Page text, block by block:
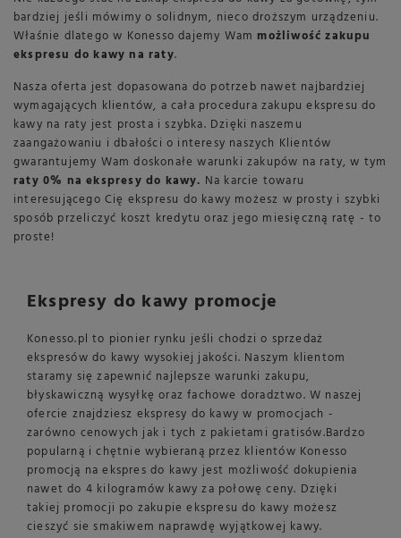
bardziej jeśli mówimy o solidnym, nieco droższym urządzeniu.
Właśnie dlatego w Konesso dajemy Wam możliwość zakupu
ekspresu do kawy na raty.
Nasza oferta jest dopasowana do potrzeb nawet najbardziej
wymagających klientów, a cała procedura zakupu ekspresu do
kawy na raty jest prosta i szybka. Dzięki naszemu
zaangażowaniu i dbałości o interesy naszych Klientów
gwarantujemy Wam doskonałe warunki zakupów na raty, w tym
raty 0% na ekspresy do kawy. Na karcie towaru
interesującego Cię ekspresu do kawy możesz w prosty i szybki
sposób przeliczyć koszt kredytu oraz jego miesięczną ratę - to
proste!
Ekspresy do kawy promocje
Konesso.pl to pionier rynku jeśli chodzi o sprzedaż
ekspresów do kawy wysokiej jakości. Naszym klientom
staramy się zapewnić najlepsze warunki zakupu,
błyskawiczną wysyłkę oraz fachowe doradztwo. W naszej
ofercie znajdziesz ekspresy do kawy w promocjach -
zarówno cenowych jak i tych z pakietami gratisów.Bardzo
popularną i chętnie wybieraną przez klientów Konesso
promocją na ekspres do kawy jest możliwość dokupienia
nawet do 4 kilogramów kawy za połowę ceny. Dzięki
takiej promocji po zakupie ekspresu do kawy możesz
cieszyć sie smakiwem naprawdę wyjątkowej kawy.